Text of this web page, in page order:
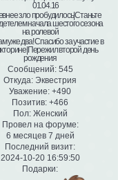
Сообщений:545
Откуда: Эквестрия
Уважение: +490
Позитив: +466
Пол:Женский
Провел на форуме:
6 месяцев 7 дней
Последний визит:
2024-10-20 16:59:50
Подарки: